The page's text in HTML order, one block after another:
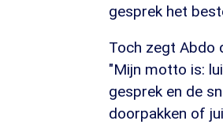
gesprek het
Toch zegt Abdo
"Mijn motto is:
gesprek en de
doorpakken of